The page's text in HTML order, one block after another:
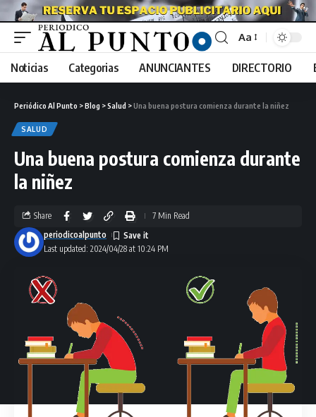
Aa
Noticias Categorias ANUNCIANTES DIRECTORIO
Periódico Al Punto >Blog >Salud >Una buena postura comienza durante la niñez
SALUD
Una buena postura comienza durante
la niñez
Last updated: 2024/04/28 at 10:24 PM
periodicoalpunto
Share 7 Min Read